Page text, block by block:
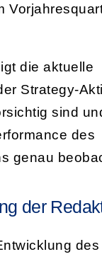
die aktuelle
Strategy-
sind
des
genau
der